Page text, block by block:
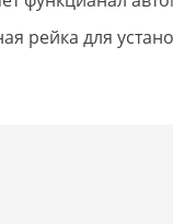
рейка для